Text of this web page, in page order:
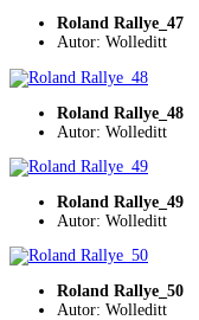
Roland Rallye_47
Autor: Wolleditt
Roland Rallye_48
Autor: Wolleditt
Roland Rallye_49
Autor: Wolleditt
Roland Rallye_50
Autor: Wolleditt